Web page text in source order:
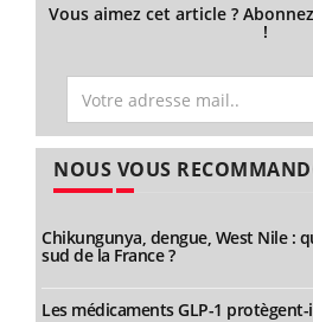
Vous aimez cet article ?
!
NOUS VOUS
Chikungunya, dengue, West Nile :
sud de la France ?
Les médicaments GLP-1 protègent-